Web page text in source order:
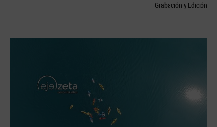
Grabación y Edición